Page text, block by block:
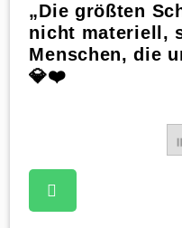
„Die größten
nicht materiell,
Menschen, die
💎❤️